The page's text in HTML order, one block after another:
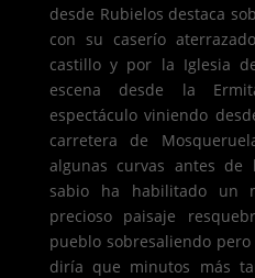
desde Rubielos destaca
con su caserío
castillo y por la Iglesia
escena desde la
espectáculo viniendo
carretera de
algunas curvas antes de
sabio ha habilitado un
precioso paisaje
pueblo sobresaliendo
diría que minutos más